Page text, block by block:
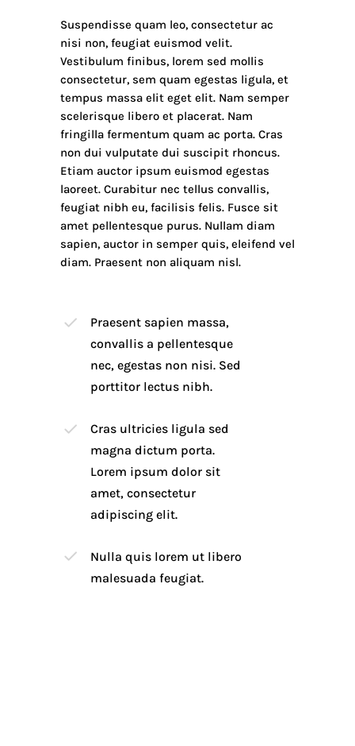
Suspendisse quam leo, consectetur ac
nisi non, feugiat euismod velit.
Vestibulum finibus, lorem sed mollis
consectetur, sem quam egestas ligula, et
tempus massa elit eget elit. Nam semper
scelerisque libero et placerat. Nam
fringilla fermentum quam ac porta. Cras
non dui vulputate dui suscipit rhoncus.
Etiam auctor ipsum euismod egestas
laoreet. Curabitur nec tellus convallis,
feugiat nibh eu, facilisis felis. Fusce sit
amet pellentesque purus. Nullam diam
sapien, auctor in semper quis, eleifend vel
diam. Praesent non aliquam nisl.
Praesent sapien massa,
convallis a pellentesque
nec, egestas non nisi. Sed
porttitor lectus nibh.
Cras ultricies ligula sed
magna dictum porta.
Lorem ipsum dolor sit
amet, consectetur
adipiscing elit.
Nulla quis lorem ut libero
malesuada feugiat.